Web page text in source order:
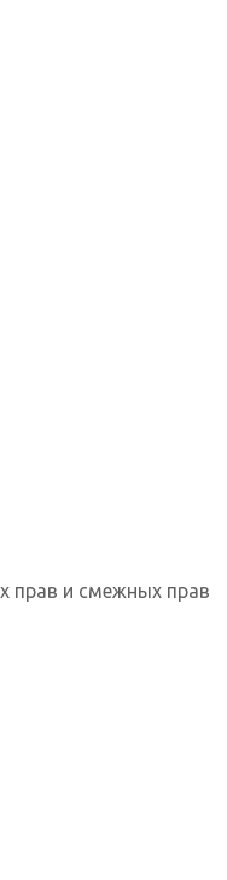
прав и смежных прав